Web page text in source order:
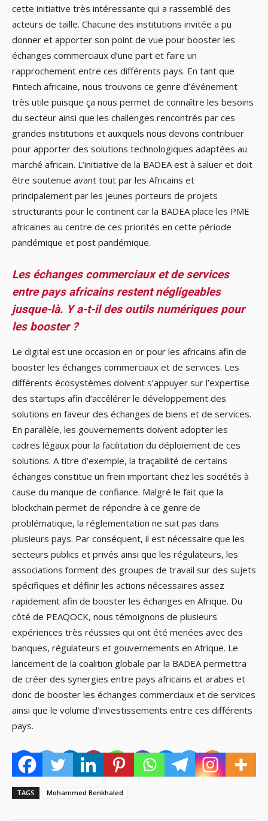
cette initiative très intéressante qui a rassemblé des
acteurs de taille. Chacune des institutions invitée a pu
donner et apporter son point de vue pour booster les
échanges commerciaux d’une part et faire un
rapprochement entre ces différents pays. En tant que
Fintech africaine, nous trouvons ce genre d’événement
très utile puisque ça nous permet de connaître les besoins
du secteur ainsi que les challenges rencontrés par ces
grandes institutions et auxquels nous devons contribuer
pour apporter des solutions technologiques adaptées au
marché africain. L’initiative de la BADEA est à saluer et doit
être soutenue avant tout par les Africains et
principalement par les jeunes porteurs de projets
structurants pour le continent car la BADEA place les PME
africaines au centre de ces priorités en cette période
pandémique et post pandémique.
Les échanges commerciaux et de services
entre pays africains restent négligeables
jusque-là. Y a-t-il des outils numériques pour
les booster ?
Le digital est une occasion en or pour les africains afin de
booster les échanges commerciaux et de services. Les
différents écosystèmes doivent s’appuyer sur l’expertise
des startups afin d’accélérer le développement des
solutions en faveur des échanges de biens et de services.
En parallèle, les gouvernements doivent adopter les
cadres légaux pour la facilitation du déploiement de ces
solutions. A titre d’exemple, la traçabilité de certains
échanges constitue un frein important chez les sociétés à
cause du manque de confiance. Malgré le fait que la
blockchain permet de répondre à ce genre de
problématique, la réglementation ne suit pas dans
plusieurs pays. Par conséquent, il est nécessaire que les
secteurs publics et privés ainsi que les régulateurs, les
associations forment des groupes de travail sur des sujets
spécifiques et définir les actions nécessaires assez
rapidement afin de booster les échanges en Afrique. Du
côté de PEAQOCK, nous témoignons de plusieurs
expériences très réussies qui ont été menées avec des
banques, régulateurs et gouvernements en Afrique. Le
lancement de la coalition globale par la BADEA permettra
de créer des synergies entre pays africains et arabes et
donc de booster les échanges commerciaux et de services
ainsi que le volume d’investissements entre ces différents
pays.
TAGS Mohammed Benkhaled